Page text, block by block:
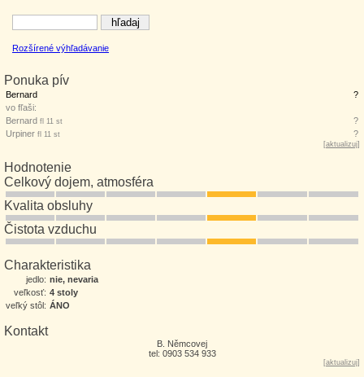
Rozšírené výhľadávanie
Ponuka pív
Bernard
?
vo fľaši:
Bernard fl 11 st
?
Urpiner fl 11 st ?
[aktualizuj]
Hodnotenie
Celkový dojem, atmosféra
Kvalita obsluhy
Čistota vzduchu
Charakteristika
jedlo: nie, nevaria
veľkosť: 4 stoly
veľký stôl: ÁNO
Kontakt
B. Němcovej
tel: 0903 534 933
[aktualizuj]